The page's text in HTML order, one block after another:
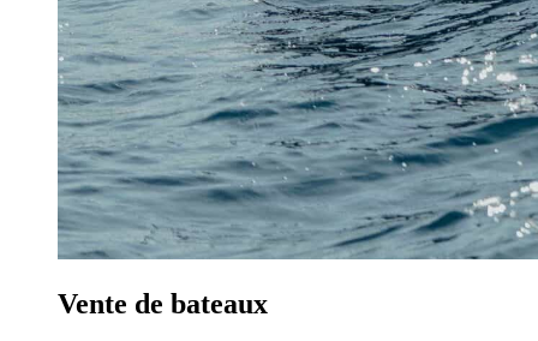
Vente de bateaux